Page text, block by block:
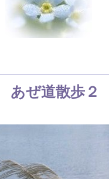
あぜ道散歩２